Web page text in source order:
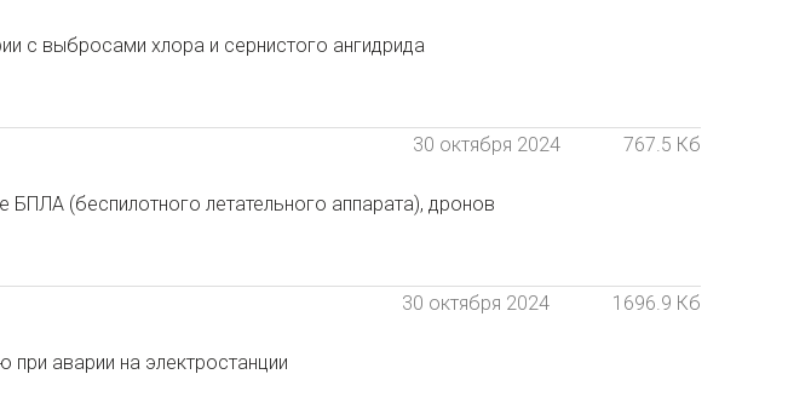
с выбросами хлора и сернистого ангидрида
30 октября 2024 767.5 Кб
БПЛА (беспилотного летательного аппарата), дронов
30 октября 2024 1696.9 Кб
при аварии на электростанции